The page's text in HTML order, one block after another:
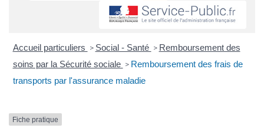
Accueil particuliers > Social - Santé > Remboursement des
soins par la Sécurité sociale > Remboursement des frais de
transports par l'assurance maladie
Fiche pratique